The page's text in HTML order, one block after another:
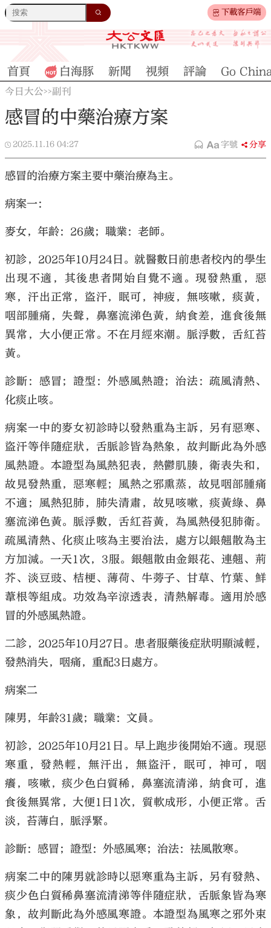
下載客戶端
首頁 白海豚 新聞 視頻 評論 Go
今日大公>>副刊
感冒的中藥治療方案
2025.11.16 04:27 字號 分享
感冒的治療方案主要中藥治療為主。
病案一：
麥女，年齡：26歲；職業：老師。
初診，2025年10月24日。就醫數日前患者校內的學生
出現不適，其後患者開始自覺不適。現發熱重，惡
寒，汗出正常，盜汗，眠可，神疲，無咳嗽，痰黃，
咽部腫痛，失聲，鼻塞流涕色黃，納食差，進食後無
異常，大小便正常。不在月經來潮。脈浮數，舌紅苔
黃。
診斷：感冒；證型：外感風熱證；治法：疏風清熱、
化痰止咳。
病案一中的麥女初診時以發熱重為主訴，另有惡寒、
盜汗等伴隨症狀，舌脈診皆為熱象，故判斷此為外感
風熱證。本證型為風熱犯表，熱鬱肌腠，衛表失和，
故見發熱重，惡寒輕；風熱之邪熏蒸，故見咽部腫痛
不適；風熱犯肺，肺失清肅，故見咳嗽，痰黃綠、鼻
塞流涕色黃。脈浮數，舌紅苔黃，為風熱侵犯肺衛。
疏風清熱、化痰止咳為主要治法，處方以銀翹散為主
方加減。一天1次，3服。銀翹散由金銀花、連翹、荊
芥、淡豆豉、桔梗、薄荷、牛蒡子、甘草、竹葉、鮮
葦根等組成。功效為辛涼透表，清熱解毒。適用於感
冒的外感風熱證。
二診，2025年10月27日。患者服藥後症狀明顯減輕，
發熱消失，咽痛，重配3日處方。
病案二
陳男，年齡31歲；職業：文員。
初診，2025年10月21日。早上跑步後開始不適。現惡
寒重，發熱輕，無汗出，無盜汗，眠可，神可，咽
癢，咳嗽，痰少色白質稀，鼻塞流清涕，納食可，進
食後無異常，大便1日1次，質軟成形，小便正常。舌
淡，苔薄白，脈浮緊。
診斷：感冒；證型：外感風寒；治法：祛風散寒。
病案二中的陳男就診時以惡寒重為主訴，另有發熱、
痰少色白質稀鼻塞流清涕等伴隨症狀，舌脈象皆為寒
象，故判斷此為外感風寒證。本證型為風寒之邪外束